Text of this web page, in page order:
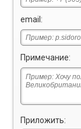
email:
Примечание:
Приложить: